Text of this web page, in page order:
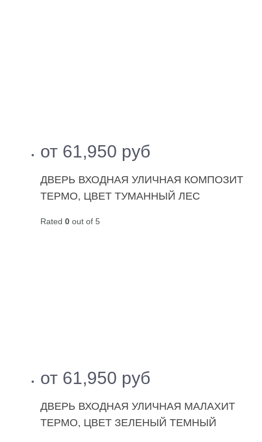
от 61,950 руб
ДВЕРЬ ВХОДНАЯ УЛИЧНАЯ КОМПОЗИТ
ТЕРМО, ЦВЕТ ТУМАННЫЙ ЛЕС
Rated 0 out of 5
от 61,950 руб
ДВЕРЬ ВХОДНАЯ УЛИЧНАЯ МАЛАХИТ
ТЕРМО, ЦВЕТ ЗЕЛЕНЫЙ ТЕМНЫЙ